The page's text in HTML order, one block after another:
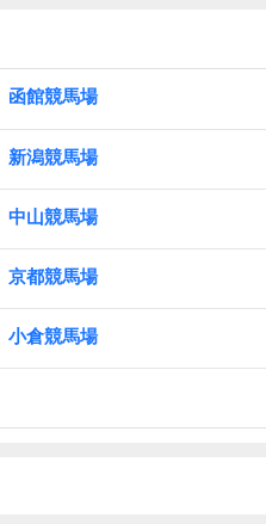
函館競馬場
新潟競馬場
中山競馬場
京都競馬場
小倉競馬場